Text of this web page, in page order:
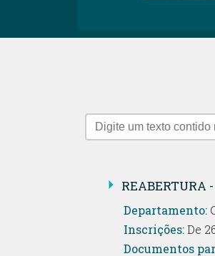
Departamento:
Inscrições:De
Documentos